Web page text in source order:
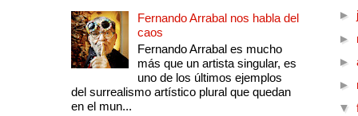
Fernando Arrabal nos habla del
caos
Fernando Arrabal es mucho
más que un artista singular, es
uno de los últimos ejemplos
del surrealismo artístico plural que quedan
en el mun...
►
►
►
►
▼